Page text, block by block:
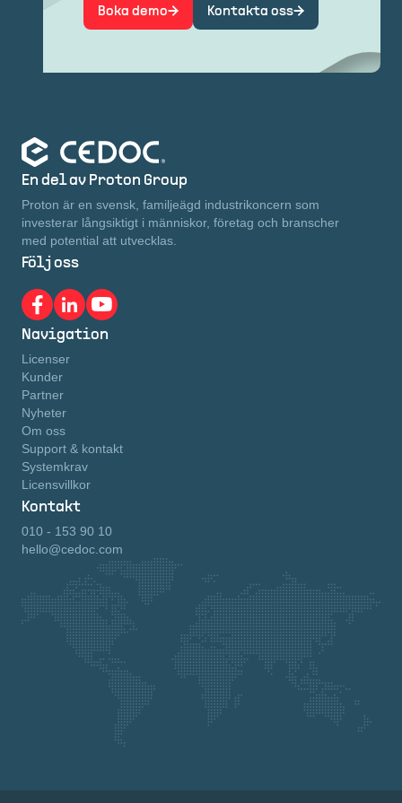
Boka demo Kontakta oss
En del av Proton Group
Proton är en svensk, familjeägd industrikoncern som
investerar långsiktigt i människor, företag och branscher
med potential att utvecklas.
Följ oss
Navigation
Licenser
Kunder
Partner
Nyheter
Om oss
Support & kontakt
Systemkrav
Licensvillkor
Kontakt
010 - 153 90 10
hello@cedoc.com